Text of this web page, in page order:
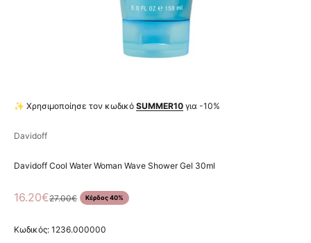
✨ Χρησιμοποίησε τον κωδικό SUMMER10 για -10%
Davidoff
Davidoff Cool Water Woman Wave Shower Gel 30ml
Τιμή πώλησης
16.20€Κανονική τιμή
27.00€ Κέρδος 40%
Κωδικός: 1236.000000